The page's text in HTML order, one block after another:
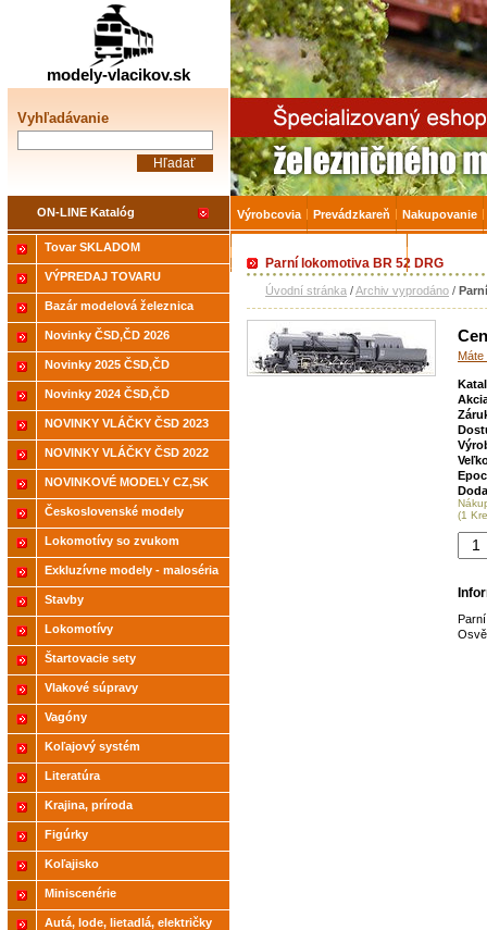
Parní lokomotiva BR 52 DRG
Úvodní stránka /Archiv vyprodáno /
Máte
(1
Tovar SKLADOM
VÝPREDAJ TOVARU
Bazár modelová železnica
Novinky ČSD,ČD 2026
Novinky 2025 ČSD,ČD
Novinky 2024 ČSD,ČD
NOVINKY VLÁČKY ČSD 2023
NOVINKY VLÁČKY ČSD 2022
NOVINKOVÉ MODELY CZ,SK
2021
Československé modely
ČSD,ČD
Lokomotívy so zvukom
Exkluzívne modely - maloséria
Stavby
Lokomotívy
Štartovacie sety
Vlakové súpravy
Vagóny
Koľajový systém
Literatúra
Krajina, príroda
Figúrky
Koľajisko
Miniscenérie
Autá, lode, lietadlá, električky
modely-vlacikov.sk
Vyhľadávanie
ON-LINE Katalóg
Železničné
Výrobcovia Prevádzkareň Nakupovanie